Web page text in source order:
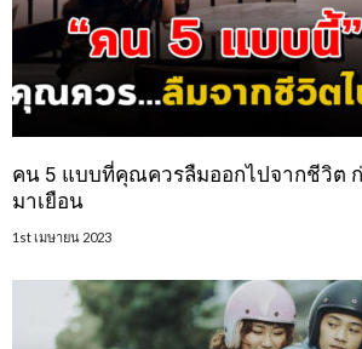
คน 5 แบบที่คุณควรลืมออกไปจากชีวิต
มาเยือน
1st เมษายน 2023